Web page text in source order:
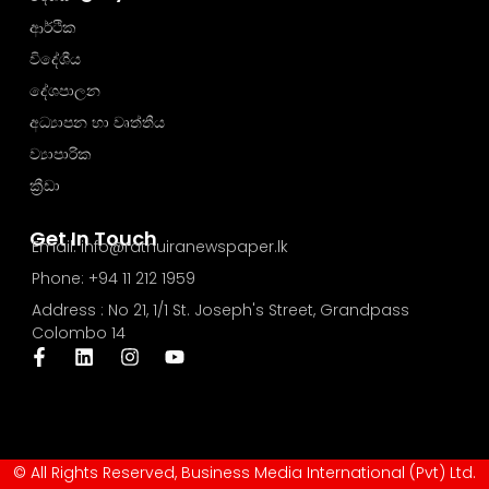
Get In Touch
Email: info@rathuiranewspaper.lk
Phone: +94 11 212 1959
Address : No 21, 1/1 St. Joseph's Street, Grandpass
Colombo 14
ආර්ථික
විදේශීය
දේශපාලන
අධ්‍යාපන හා වෘත්තීය
ව්‍යාපාරික
ක්‍රීඩා
© All Rights Reserved, Business Media International (Pvt) Ltd.